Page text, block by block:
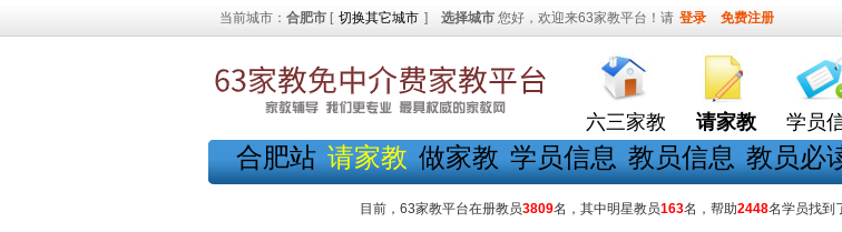
当前城市： 合肥市 [ 切换其它城市 ] 选择城市 您好，欢迎来63家教平台！请 登录 免费注册
六三家教 请家教 学员
合肥站 请家教 做家教 学员信息 教员信息 教员必
目前，63家教平台在册教员3809名，其中明星教员163名，帮助2448名学员找到